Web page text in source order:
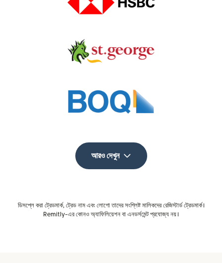
আরও দেখুন
ডিসপ্লে করা ট্রেডমার্ক, ট্রেড নাম এবং লোগো তাদের সংশ্লিষ্ট মালিকদের রেজিস্টার্ড ট্রেডমার্ক।
Remitly-এর কোনও অ্যাফিলিয়েশন বা এনডর্সমেন্ট প্রযোজ্য নয়।